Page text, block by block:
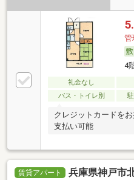
管
4
礼金なし
バス・トイレ別
クレジットカードを
支払い可能
賃貸アパート 兵庫県神戸市